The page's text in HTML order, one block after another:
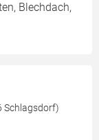
Blechdach,
Schlagsdorf)